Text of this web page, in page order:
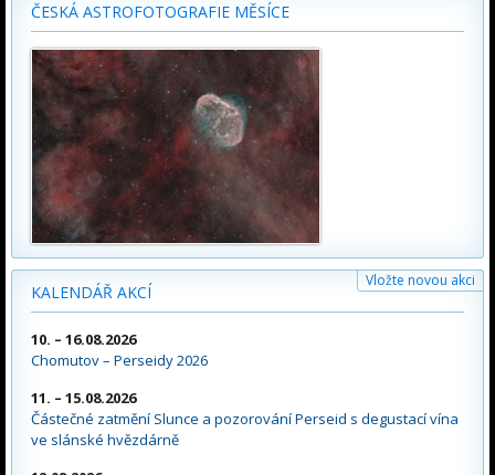
ČESKÁ ASTROFOTOGRAFIE MĚSÍCE
KALENDÁŘ AKCÍ
Vložte novou akci
10. – 16.08.2026
Chomutov – Perseidy 2026
11. – 15.08.2026
Částečné zatmění Slunce a pozorování Perseid s degustací vína
ve slánské hvězdárně